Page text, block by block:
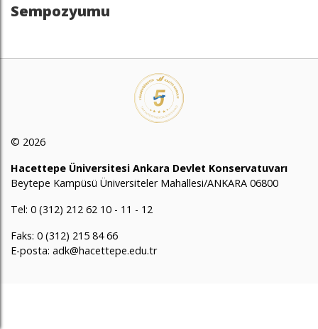
Sempozyumu
© 2026
Hacettepe Üniversitesi Ankara Devlet Konservatuvarı
Beytepe Kampüsü Üniversiteler Mahallesi/ANKARA 06800
Tel: 0 (312) 212 62 10 - 11 - 12
Faks: 0 (312) 215 84 66
E-posta: adk@hacettepe.edu.tr